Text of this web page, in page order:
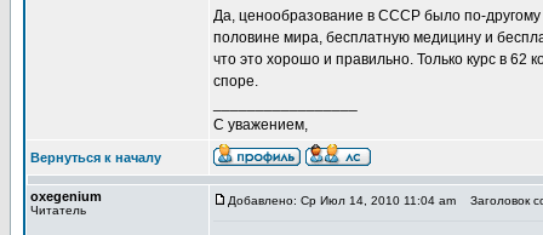
Да, ценообразование в СССР было по-другому
половине мира, бесплатную медицину и
что это хорошо и правильно. Только курс в 62
споре.
С уважением,
Вернуться к началу
oxegenium
Читатель
Добавлено: Ср Июл 14, 2010 11:04 am Заголовок